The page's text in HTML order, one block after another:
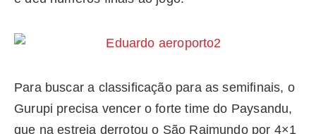
Para buscar a classificação para as semifinais, o
Gurupi precisa vencer o forte time do Paysandu,
que na estreia derrotou o São Raimundo por 4×1